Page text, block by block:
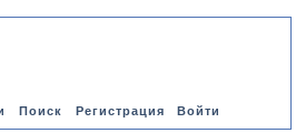
Поиск Регистрация Войти